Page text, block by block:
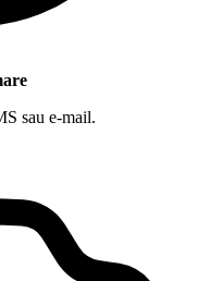
sau e-mail.